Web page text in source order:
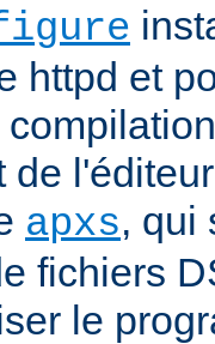
httpd et
de
apxs, qui
fichiers
le